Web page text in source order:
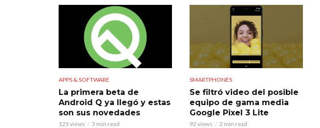
APPS & SOFTWARE
La primera beta de
Android Q ya llegó y estas
son sus novedades
125 views 3 min read
SMARTPHONES
Se filtró video del posible
equipo de gama media
Google Pixel 3 Lite
92 views 2 min read